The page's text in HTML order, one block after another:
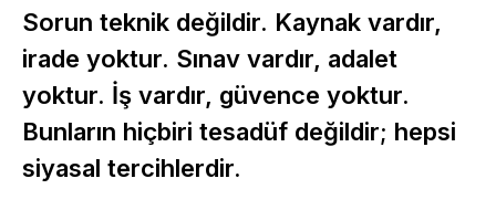
Sorun teknik değildir. Kaynak vardır,
irade yoktur. Sınav vardır, adalet
yoktur. İş vardır, güvence yoktur.
Bunların hiçbiri tesadüf değildir; hepsi
siyasal tercihlerdir.